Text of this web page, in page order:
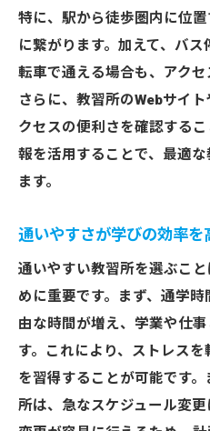
技術向上をサポー
実践的な運転スキ
口コミから探る理想の
見極め方
信頼できる口コミ
ポジティブなフィ
悪い口コミとの付
埼玉県の教習所見極
ーの有無
シミュレーターが
特に、駅から徒歩圏内に位
に繋がります。加えて、バ
転車で通える場合も、アクセ
さらに、教習所のWebサイ
クセスの便利さを確認する
報を活用することで、最適
ます。
通いやすさが学びの効率を
通いやすい教習所を選ぶこ
めに重要です。まず、通学
由な時間が増え、学業や仕
す。これにより、ストレス
を習得することが可能です
所は、急なスケジュール変